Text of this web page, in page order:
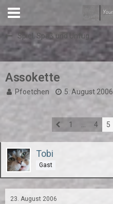
Spiel, Spaß und Unfug
Assokette
Pfoetchen 5. August 2006
1 4 5
Tobi
Gast
23. August 2006